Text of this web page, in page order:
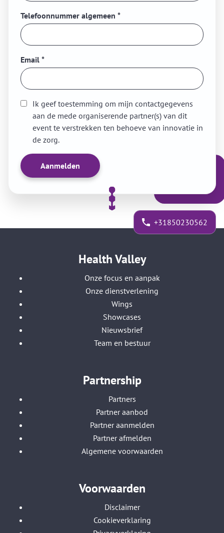
Telefoonnummer algemeen *
Email *
Ik geef toestemming om mijn contactgegevens
aan de mede organiserende partner(s) van dit
event te verstrekken ten behoeve van innovatie in
de zorg.
+31850230562
Health Valley
Onze focus en aanpak
Onze dienstverlening
Wings
Showcases
Nieuwsbrief
Team en bestuur
Partnership
Partners
Partner aanbod
Partner aanmelden
Partner afmelden
Algemene voorwaarden
Voorwaarden
Disclaimer
Cookieverklaring